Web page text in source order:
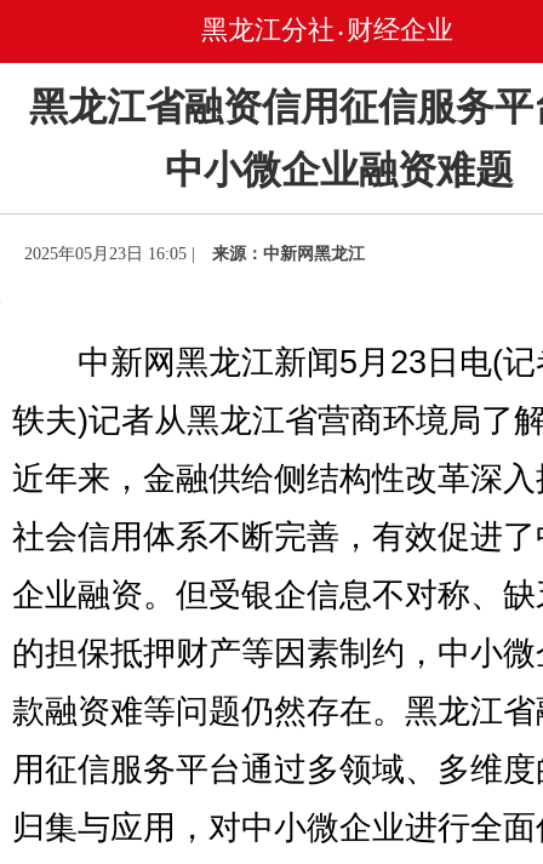
黑龙江分社 • 财经企业
黑龙江省融资信用征信服务
中小微企业融资难题
2025年05月23日 16:05 | 来源：中新网黑龙江
中新网黑龙江新闻5月23日电(记
轶夫)记者从黑龙江省营商环境局了
近年来，金融供给侧结构性改革深
社会信用体系不断完善，有效促进
企业融资。但受银企信息不对称、
的担保抵押财产等因素制约，中小
款融资难等问题仍然存在。黑龙江
用征信服务平台通过多领域、多维
归集与应用，对中小微企业进行全